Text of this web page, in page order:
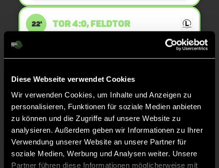
Diese Webseite verwendet Cookies
Wir verwenden Cookies, um Inhalte und Anzeigen zu
personalisieren, Funktionen für soziale Medien anbieten
zu können und die Zugriffe auf unsere Website zu
analysieren. Außerdem geben wir Informationen zu Ihrer
Verwendung unserer Website an unsere Partner für
soziale Medien, Werbung und Analysen weiter. Unsere
Partner führen diese Informationen möglicherweise mit
22' TOR 4:0, FELDTOR
GretaE.
21' KURZE ECKE - VERGEBEN
20' KURZE ECKE